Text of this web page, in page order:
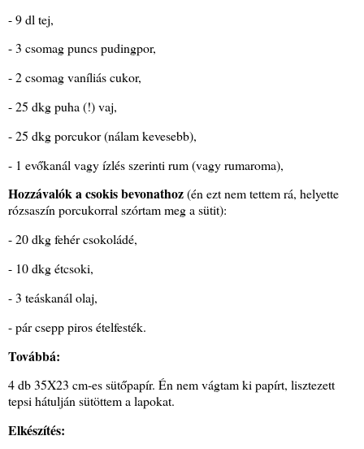
- 9 dl tej,
- 3 csomag puncs pudingpor,
- 2 csomag vaníliás cukor,
- 25 dkg puha (!) vaj,
- 25 dkg porcukor (nálam kevesebb),
- 1 evőkanál vagy ízlés szerinti rum (vagy rumaroma),
Hozzávalók a csokis bevonathoz(én ezt nem tettem rá, helyette
rózsaszín porcukorral szórtam meg a sütit):
- 20 dkg fehér csokoládé,
- 10 dkg étcsoki,
- 3 teáskanál olaj,
- pár csepp piros ételfesték.
Továbbá:
4 db 35X23 cm-es sütőpapír. Én nem vágtam ki papírt, lisztezett
tepsi hátulján sütöttem a lapokat.
Elkészítés: